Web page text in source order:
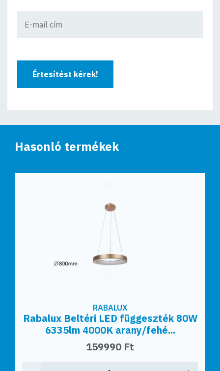
Értesítést kérek!
Hasonló termékek
RABALUX
Rabalux Beltéri LED függeszték 80W
6335lm 4000K arany/fehé...
159990 Ft